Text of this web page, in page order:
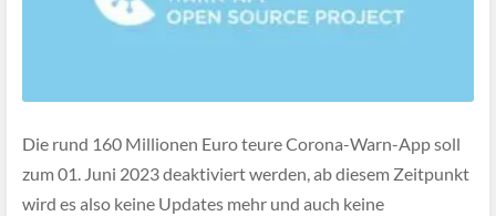
Die rund 160 Millionen Euro teure Corona-Warn-App soll
zum 01. Juni 2023 deaktiviert werden, ab diesem Zeitpunkt
wird es also keine Updates mehr und auch keine